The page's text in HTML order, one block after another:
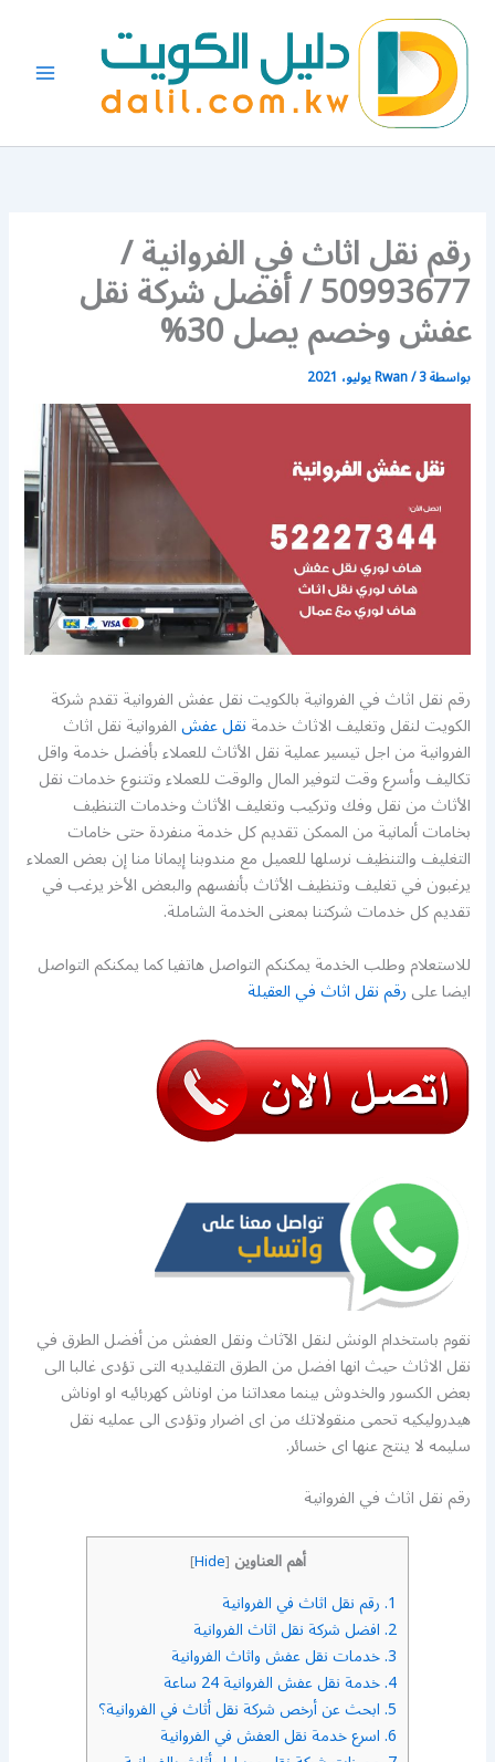
المحتوى
رقم نقل اثاث في الفروانية /
50993677 / أفضل شركة نقل
عفش وخصم يصل 30%
بواسطة Rwan/3 يوليو، 2021
رقم نقل اثاث في الفروانية بالكويت نقل عفش الفروانية تقدم شركة
الكويت لنقل وتغليف الاثاث خدمةنقل عفشالفروانية نقل اثاث
الفروانية من اجل تيسير عملية نقل الأثاث للعملاء بأفضل خدمة واقل
تكاليف وأسرع وقت لتوفير المال والوقت للعملاء وتتنوع خدمات نقل
الأثاث من نقل وفك وتركيب وتغليف الأثاث وخدمات التنظيف
بخامات ألمانية من الممكن تقديم كل خدمة منفردة حتى خامات
التغليف والتنظيف نرسلها للعميل مع مندوبنا إيمانا منا إن بعض العملاء
يرغبون في تغليف وتنظيف الأثاث بأنفسهم والبعض الأخر يرغب في
تقديم كل خدمات شركتنا بمعنى الخدمة الشاملة.
للاستعلام وطلب الخدمة يمكنكم التواصل هاتفيا كما يمكنكم التواصل
ايضا علىرقم نقل اثاث في العقيلة
نقوم باستخدام الونش لنقل الآثاث ونقل العفش من أفضل الطرق في
نقل الاثاث حيث انها افضل من الطرق التقليديه التى تؤدى غالبا الى
بعض الكسور والخدوش بينما معداتنا من اوناش كهربائيه او اوناش
هيدروليكيه تحمى منقولاتك من اى اضرار وتؤدى الى عمليه نقل
سليمه لا ينتج عنها اى خسائر.
رقم نقل اثاث في الفروانية
أهم العناوين [
Hide
]
1. رقم نقل اثاث في الفروانية
2. افضل شركة نقل اثاث الفروانية
3. خدمات نقل عفش واثاث الفروانية
4. خدمة نقل عفش الفروانية 24 ساعة
5. ابحث عن أرخص شركة نقل أثاث في الفروانية؟
6. اسرع خدمة نقل العفش في الفروانية